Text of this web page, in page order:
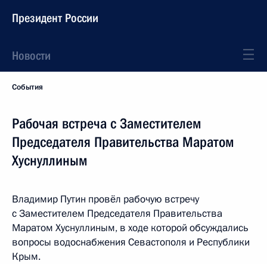
Президент России
Новости
События
Рабочая встреча с Заместителем
Председателя Правительства Маратом
Хуснуллиным
Владимир Путин провёл рабочую встречу
с Заместителем Председателя Правительства
Маратом Хуснуллиным, в ходе которой обсуждались
вопросы водоснабжения Севастополя и Республики
Крым.